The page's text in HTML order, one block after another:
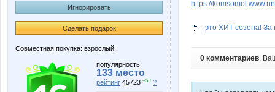
Игнорировать
Сделать подарок
Совместная покупка: взрослый
популярность:
133 место
рейтинг 45723 +5 ↑ ?
https://
это ХИТ сезона! За
0 комментариев.